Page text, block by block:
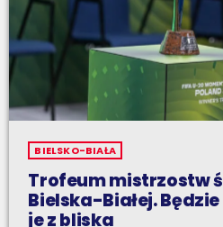
BIELSKO-BIAŁA
Trofeum mistrzostw
Bielska-Białej.
je z bliska